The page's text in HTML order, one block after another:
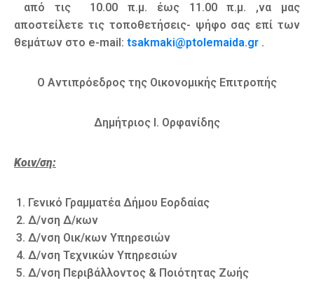
από τις 10.00 π.μ. έως 11.00 π.μ. ,να μας
αποστείλετε τις τοποθετήσεις- ψήφο σας επί των
θεμάτων στο e-mail: tsakmaki@ptolemaida.gr .
Ο Αντιπρόεδρος της Οικονομικής Επιτροπής
Δημήτριος Ι. Ορφανίδης
Κοιν/ση:
Γενικό Γραμματέα Δήμου Εορδαίας
Δ/νση Δ/κων
Δ/νση Οικ/κων Υπηρεσιών
Δ/νση Τεχνικών Υπηρεσιών
Δ/νση Περιβάλλοντος & Ποιότητας Ζωής